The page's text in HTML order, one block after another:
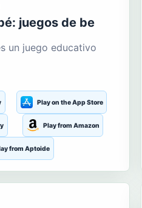
juegos de be
un juego educativo
Play on the App Store
Play from Amazon
from Aptoide